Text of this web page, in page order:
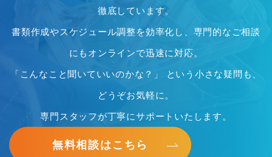
徹底しています。
書類作成やスケジュール調整を効率化し、専門的なご相談
にもオンラインで迅速に対応。
「こんなこと聞いていいのかな？」 という小さな疑問も、
どうぞお気軽に。
専門スタッフが丁寧にサポートいたします。
無料相談はこちら